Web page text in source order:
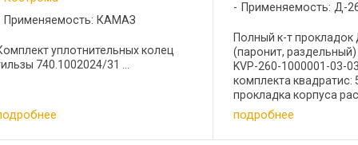
Применяемость: КАМАЗ
уплотнительных колец
740.1002024/31 ...
Применяемость: Д-
Полный к-т
(паронит,
KVP-260-1000001-03-
комплекта квадратис:
прокладка корпуса
1шт Паронит 0,6 мм
прокладка впускного
4шт Паронит 2,0 мм
подробнее